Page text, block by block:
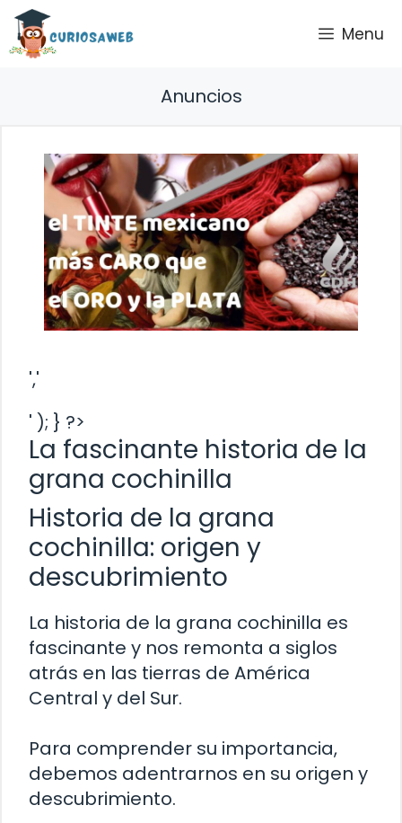
Saltar
contenido
Menu
Anuncios
','
' ); } ?>
La fascinante historia de la
grana cochinilla
Historia de la grana
cochinilla: origen y
descubrimiento
La historia de la grana cochinilla es
fascinante y nos remonta a siglos
atrás en las tierras de América
Central y del Sur.
Para comprender su importancia,
debemos adentrarnos en su origen y
descubrimiento.